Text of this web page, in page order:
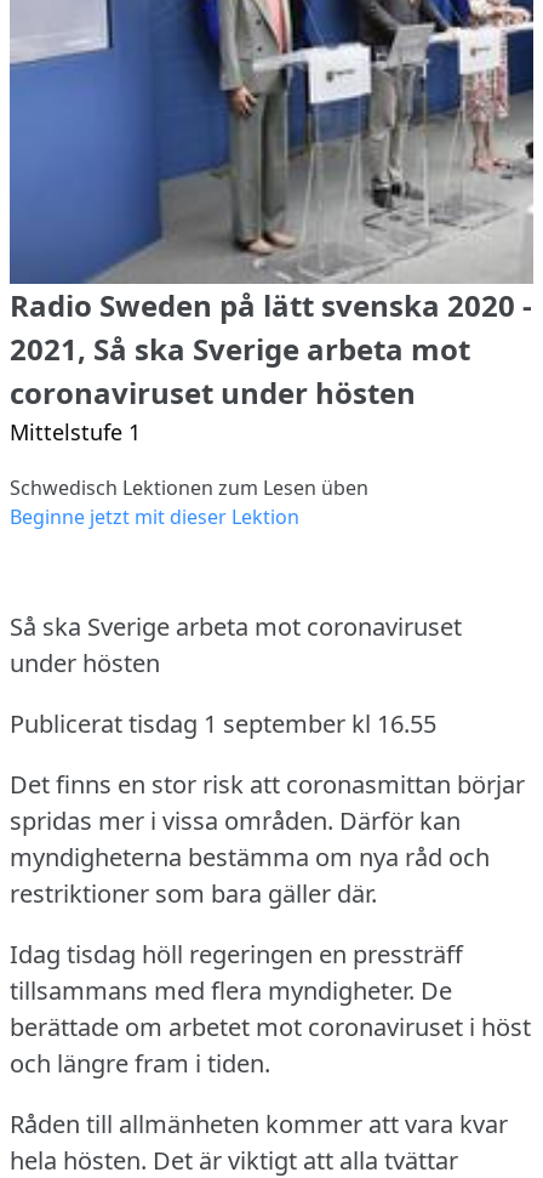
Radio Sweden på lätt svenska 2020 -
2021, Så ska Sverige arbeta mot
coronaviruset under hösten
Mittelstufe 1
Schwedisch Lektionen zum Lesen üben
Beginne jetzt mit dieser Lektion
Så ska Sverige arbeta mot coronaviruset
under hösten
Publicerat tisdag 1 september kl 16.55
Det finns en stor risk att coronasmittan börjar
spridas mer i vissa områden. Därför kan
myndigheterna bestämma om nya råd och
restriktioner som bara gäller där.
Idag tisdag höll regeringen en pressträff
tillsammans med flera myndigheter. De
berättade om arbetet mot coronaviruset i höst
och längre fram i tiden.
Råden till allmänheten kommer att vara kvar
hela hösten. Det är viktigt att alla tvättar